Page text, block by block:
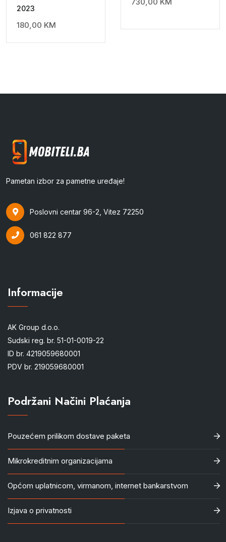
2023
180,00 KM
730,00 KM
Pametan izbor za pametne uređaje!
Poslovni centar 96-2, Vitez 72250
061 822 877
Informacije
AK Group d.o.o.
Sudski reg. br. 51-01-0019-22
ID br. 4219059680001
PDV br. 219059680001
Podržani Načini Plaćanja
Pouzećem prilikom dostave paketa
Mikrokreditnim organizacijama
Općom uplatnicom, virmanom, internet bankarstvom
Izjava o privatnosti